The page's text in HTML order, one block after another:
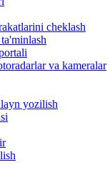
cheklash
va kameralar
yozilish